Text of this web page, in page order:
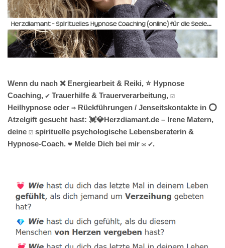
Wenn du nach ❌ Energiearbeit & Reiki, ⭐ Hypnose
Coaching, ✔️ Trauerhilfe & Trauerverarbeitung, ☑️
Heilhypnose oder ⇒ Rückführungen / Jenseitskontakte in ⭕
Atzelgift gesucht hast: 💓️💎Herzdiamant.de – Irene Matern,
deine ☑️ spirituelle psychologische Lebensberaterin &
Hypnose-Coach. ❤ Melde Dich bei mir ✉ ✔.